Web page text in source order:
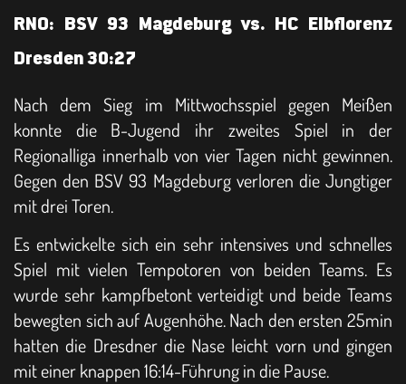
RNO: BSV 93 Magdeburg vs. HC Elbflorenz
Dresden 30:27
Nach dem Sieg im Mittwochsspiel gegen Meißen
konnte die B-Jugend ihr zweites Spiel in der
Regionalliga innerhalb von vier Tagen nicht gewinnen.
Gegen den BSV 93 Magdeburg verloren die Jungtiger
mit drei Toren.
Es entwickelte sich ein sehr intensives und schnelles
Spiel mit vielen Tempotoren von beiden Teams. Es
wurde sehr kampfbetont verteidigt und beide Teams
bewegten sich auf Augenhöhe. Nach den ersten 25min
hatten die Dresdner die Nase leicht vorn und gingen
mit einer knappen 16:14-Führung in die Pause.